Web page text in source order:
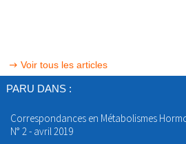
Voir tous les articles
PARU DANS :
Correspondances en Métabolismes
N° 2 - avril 2019